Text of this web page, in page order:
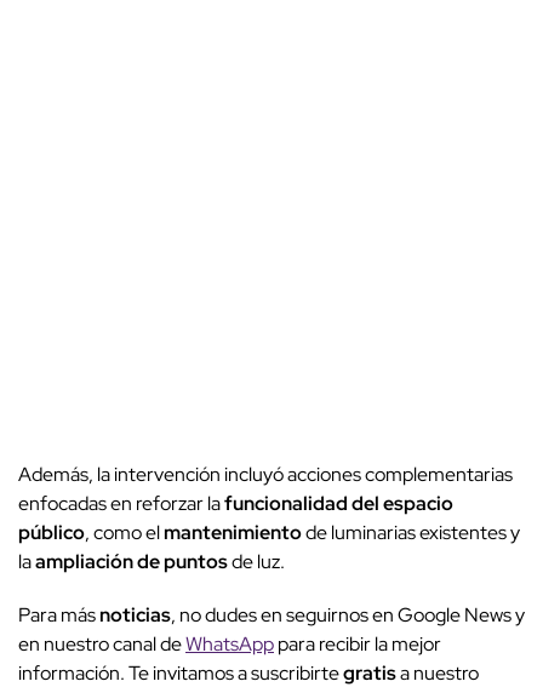
Además, la intervención incluyó acciones complementarias
enfocadas en reforzar lafuncionalidad del espacio
público, como elmantenimientode luminarias existentes y
laampliación de puntosde luz.
Para másnoticias, no dudes en seguirnos en Google News y
en nuestro canal deWhatsApppara recibir la mejor
información. Te invitamos a suscribirtegratisa nuestro